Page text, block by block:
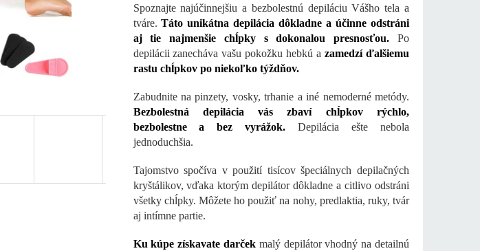
Spoznajte najúčinnejšiu a bezbolestnú depiláciu Vášho tela a
tváre.Táto unikátna depilácia dôkladne a účinne odstráni
aj tie najmenšie chĺpky s dokonalou presnosťou.
Po
depilácii zanecháva vašu pokožku hebkú a zamedzí ďalšiemu
rastu chĺpkov po niekoľko týždňov.
Zabudnite na pinzety, vosky, trhanie a iné nemoderné metódy.
Bezbolestná depilácia vás zbaví chĺpkov rýchlo,
bezbolestne a bez vyrážok.Depilácia ešte nebola
jednoduchšia.
Tajomstvo spočíva v použití tisícov špeciálnych depilačných
kryštálikov, vďaka ktorým depilátor dôkladne a citlivo odstráni
všetky chĺpky. Môžete ho použiť na nohy, predlaktia, ruky, tvár
aj intímne partie.
Ku kúpe získavate darček malý depilátor vhodný na detailnú